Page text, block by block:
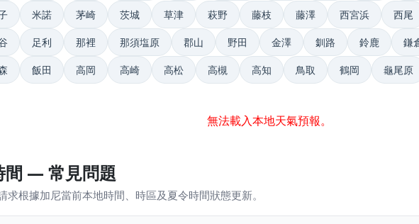
米諾 茅崎 茨城 草津 萩野 藤枝 藤澤 西宮浜 西尾
足利 那裡 那須塩原 郡山 野田 金澤 釧路 鈴鹿 鎌
飯田 高岡 高崎 高松 高槻 高知 鳥取 鶴岡 龜尾原
無法載入本地天氣預報。
間 — 常見問題
求根據加尼當前本地時間、時區及夏令時間狀態更新。